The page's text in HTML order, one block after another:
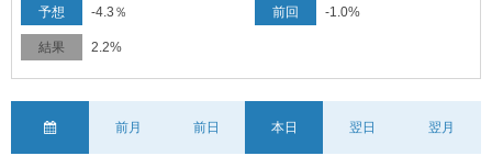
-4.3％ -1.0%
2.2%
前月 前日 本日 翌日 翌月